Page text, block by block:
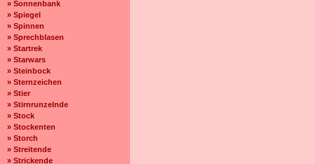
» Sonnenbank
» Spiegel
» Spinnen
» Sprechblasen
» Startrek
» Starwars
» Steinbock
» Sternzeichen
» Stier
» Stirnrunzelnde
» Stock
» Stockenten
» Storch
» Streitende
» Strickende